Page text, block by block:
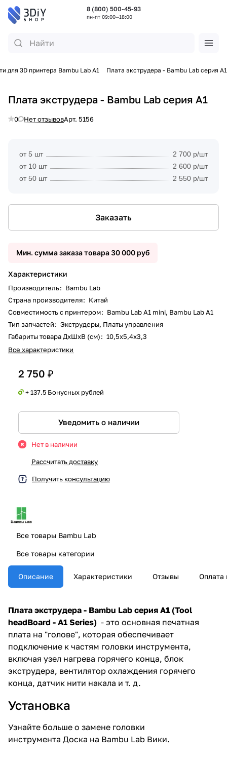
8 (800) 500-45-93
пн-пт 09:00—18:00
для 3D принтера Bambu Lab A1 Плата экструдера - Bambu Lab серия A1
Плата экструдера - Bambu Lab серия A1
0 Нет отзывовАрт. 5156
от 5 шт
2 700 р/шт
от 10 шт
2 600 р/шт
от 50 шт
2 550 р/шт
Заказать
Мин. сумма заказа товара 30 000 руб
Характеристики
Производитель: Bambu Lab
Страна производителя: Китай
Совместимость с принтером: Bambu Lab A1 mini, Bambu Lab A1
Тип запчастей: Экструдеры, Платы управления
Габариты товара ДxШxВ (см): 10,5x5,4x3,3
Все характеристики
2 750 ₽
+ 137.5 Бонусных рублей
Уведомить о наличии
Нет в наличии
Рассчитать доставку
Получить консультацию
Все товары Bambu Lab
Все товары категории
Описание Характеристики Отзывы Оплата
Плата экструдера - Bambu Lab серия A1 (Tool
headBoard - A1 Series) - это основная печатная
плата на "голове", которая обеспечивает
подключение к частям головки инструмента,
включая узел нагрева горячего конца, блок
экструдера, вентилятор охлаждения горячего
конца, датчик нити накала и т. д.
Установка
Узнайте больше о замене головки
инструмента Доска на Bambu Lab Вики.